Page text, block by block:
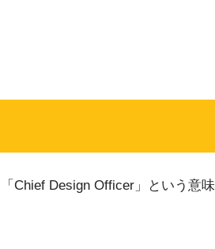
Chief Design Officer」という意味